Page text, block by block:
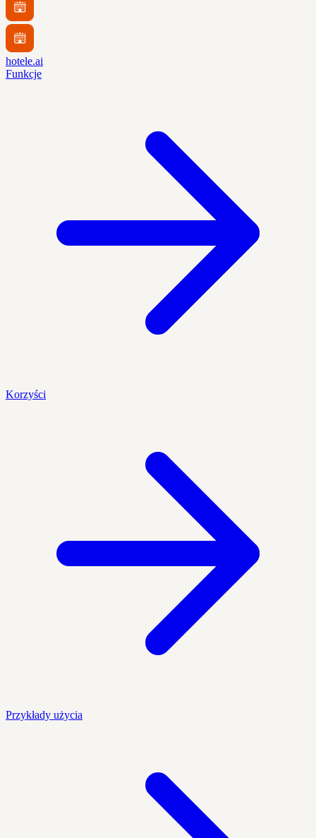
hotele.ai
Funkcje
Korzyści
Przykłady użycia